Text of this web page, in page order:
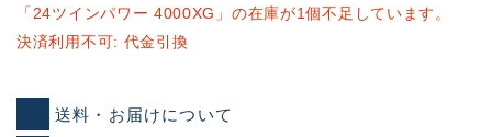
「24ツインパワー 4000XG」の在庫が1個不足しています。
決済利用不可: 代金引換
送料・お届けについて